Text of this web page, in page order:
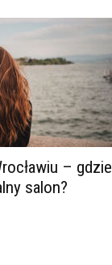
– gdzie
salon?